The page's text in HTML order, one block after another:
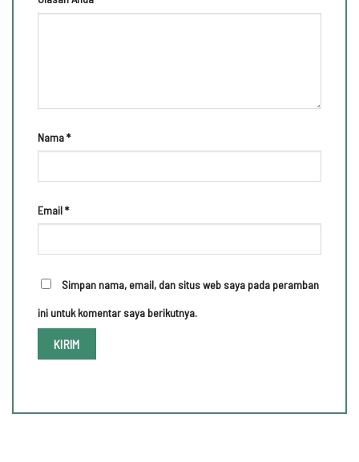
Nama*
Email*
Simpan nama, email, dan situs web saya pada peramban
ini untuk komentar saya berikutnya.